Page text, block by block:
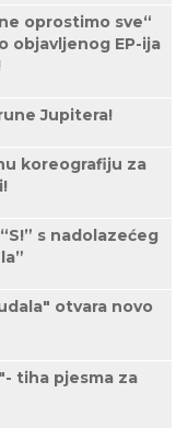
oprostimo sve“
objavljenog EP-ija
Jupitera!
koreografiju za
s nadolazećeg
otvara novo
tiha pjesma za